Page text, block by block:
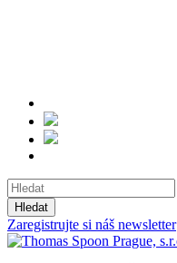
Hledat
Zaregistrujte si náš newsletter